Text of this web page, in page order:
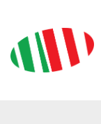
Zum
Inhalt
springen